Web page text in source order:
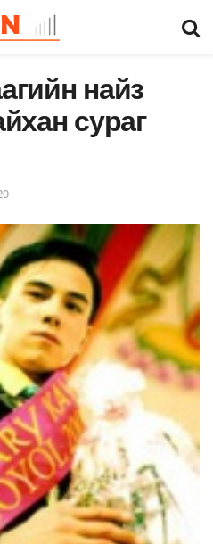
найз
сураг